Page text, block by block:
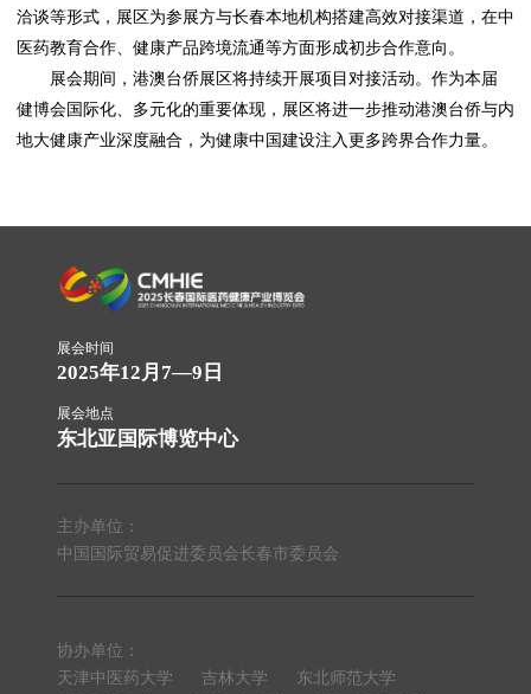
洽谈等形式，展区为参展方与长春本地机构搭建高效对接渠道，在中
医药教育合作、健康产品跨境流通等方面形成初步合作意向。
展会期间，港澳台侨展区将持续开展项目对接活动。作为本届
健博会国际化、多元化的重要体现，展区将进一步推动港澳台侨与内
地大健康产业深度融合，为健康中国建设注入更多跨界合作力量。
展会时间
2025年12月7—9日
展会地点
东北亚国际博览中心
主办单位：
中国国际贸易促进委员会长春市委员会
协办单位：
天津中医药大学
吉林大学
东北师范大学